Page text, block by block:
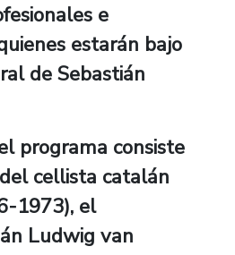
e
estarán bajo
de Sebastián
programa consiste
cellista catalán
1973), el
Ludwig van